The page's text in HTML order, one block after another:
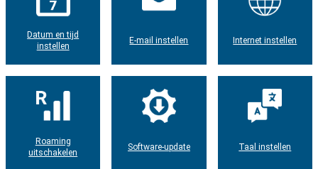
Datum en tijd
instellen
E-mail instellen Internet instellen
Roaming
uitschakelen
Software-update Taal instellen